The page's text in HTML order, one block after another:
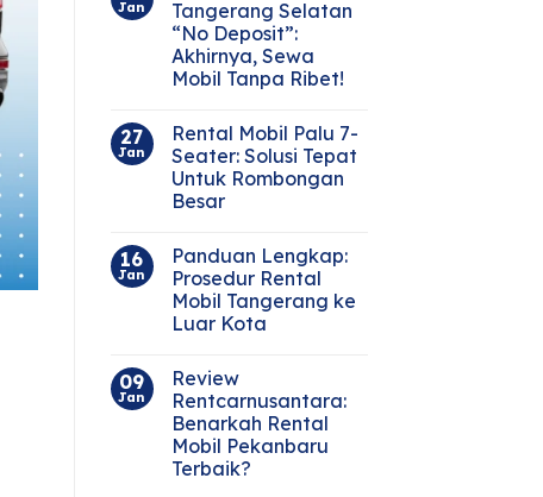
Jan
Tangerang Selatan
“No Deposit”:
Akhirnya, Sewa
Mobil Tanpa Ribet!
27
Jan
Rental Mobil Palu 7-
Seater: Solusi Tepat
Untuk Rombongan
Besar
16
Jan
Panduan Lengkap:
Prosedur Rental
Mobil Tangerang ke
Luar Kota
09
Jan
Review
Rentcarnusantara:
Benarkah Rental
Mobil Pekanbaru
Terbaik?